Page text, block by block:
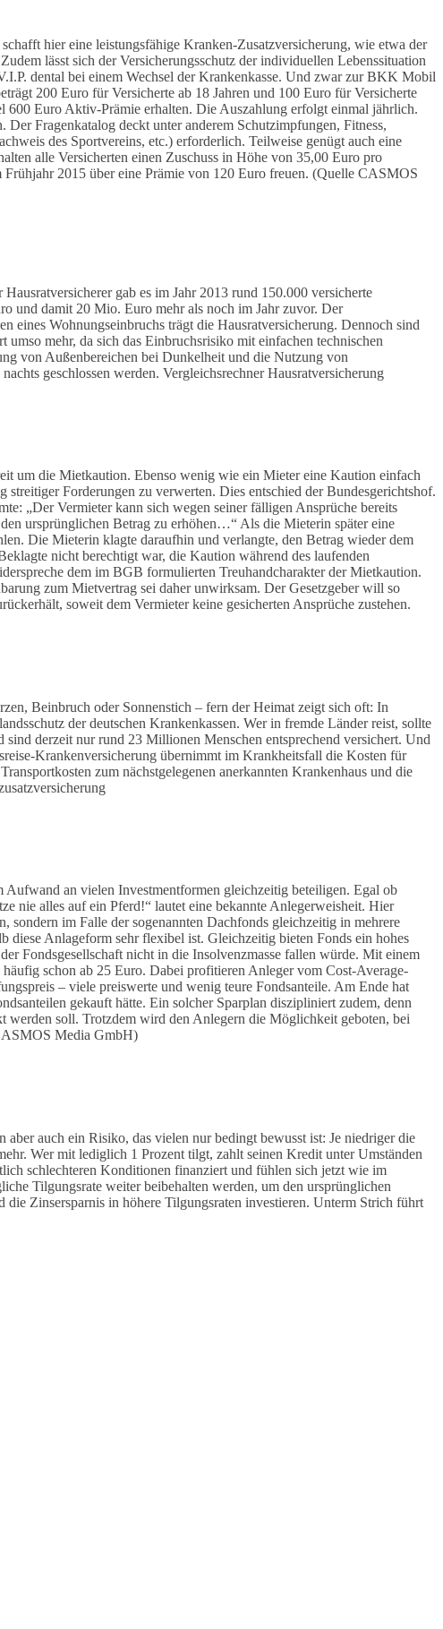
hier eine leistungsfähige Kranken-Zusatzversicherung, wie etwa der
lässt sich der Versicherungsschutz der individuellen Lebenssituation
dental bei einem Wechsel der Krankenkasse. Und zwar zur BKK Mobil
200 Euro für Versicherte ab 18 Jahren und 100 Euro für Versicherte
Euro Aktiv-Prämie erhalten. Die Auszahlung erfolgt einmal jährlich.
Fragenkatalog deckt unter anderem Schutzimpfungen, Fitness,
des Sportvereins, etc.) erforderlich. Teilweise genügt auch eine
alle Versicherten einen Zuschuss in Höhe von 35,00 Euro pro
2015 über eine Prämie von 120 Euro freuen. (Quelle CASMOS
gab es im Jahr 2013 rund 150.000 versicherte
und damit 20 Mio. Euro mehr als noch im Jahr zuvor. Der
eines Wohnungseinbruchs trägt die Hausratversicherung. Dennoch sind
mehr, da sich das Einbruchsrisiko mit einfachen technischen
von Außenbereichen bei Dunkelheit und die Nutzung von
geschlossen werden. Vergleichsrechner Hausratversicherung
um die Mietkaution. Ebenso wenig wie ein Mieter eine Kaution einfach
Forderungen zu verwerten. Dies entschied der Bundesgerichtshof.
„Der Vermieter kann sich wegen seiner fälligen Ansprüche bereits
ursprünglichen Betrag zu erhöhen…“ Als die Mieterin später eine
Die Mieterin klagte daraufhin und verlangte, den Betrag wieder dem
nicht berechtigt war, die Kaution während des laufenden
dem im BGB formulierten Treuhandcharakter der Mietkaution.
zum Mietvertrag sei daher unwirksam. Der Gesetzgeber will so
soweit dem Vermieter keine gesicherten Ansprüche zustehen.
Beinbruch oder Sonnenstich – fern der Heimat zeigt sich oft: In
der deutschen Krankenkassen. Wer in fremde Länder reist, sollte
derzeit nur rund 23 Millionen Menschen entsprechend versichert. Und
Krankenversicherung übernimmt im Krankheitsfall die Kosten für
zum nächstgelegenen anerkannten Krankenhaus und die
Aufwand an vielen Investmentformen gleichzeitig beteiligen. Egal ob
nie alles auf ein Pferd!“ lautet eine bekannte Anlegerweisheit. Hier
sondern im Falle der sogenannten Dachfonds gleichzeitig in mehrere
diese Anlageform sehr flexibel ist. Gleichzeitig bieten Fonds ein hohes
Fondsgesellschaft nicht in die Insolvenzmasse fallen würde. Mit einem
schon ab 25 Euro. Dabei profitieren Anleger vom Cost-Average-
– viele preiswerte und wenig teure Fondsanteile. Am Ende hat
gekauft hätte. Ein solcher Sparplan diszipliniert zudem, denn
werden soll. Trotzdem wird den Anlegern die Möglichkeit geboten, bei
Media GmbH)
auch ein Risiko, das vielen nur bedingt bewusst ist: Je niedriger die
Wer mit lediglich 1 Prozent tilgt, zahlt seinen Kredit unter Umständen
schlechteren Konditionen finanziert und fühlen sich jetzt wie im
Tilgungsrate weiter beibehalten werden, um den ursprünglichen
Zinsersparnis in höhere Tilgungsraten investieren. Unterm Strich führt